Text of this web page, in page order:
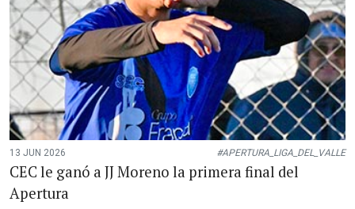
13 JUN 2026 #APERTURA_LIGA_DEL_VALLE
CEC le ganó a JJ Moreno la primera final del
Apertura